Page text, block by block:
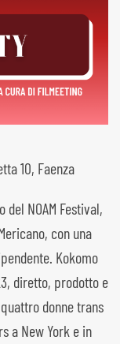
10, Faenza
NOAM Festival,
con una
Kokomo
diretto, prodotto e
donne trans
a New York e in